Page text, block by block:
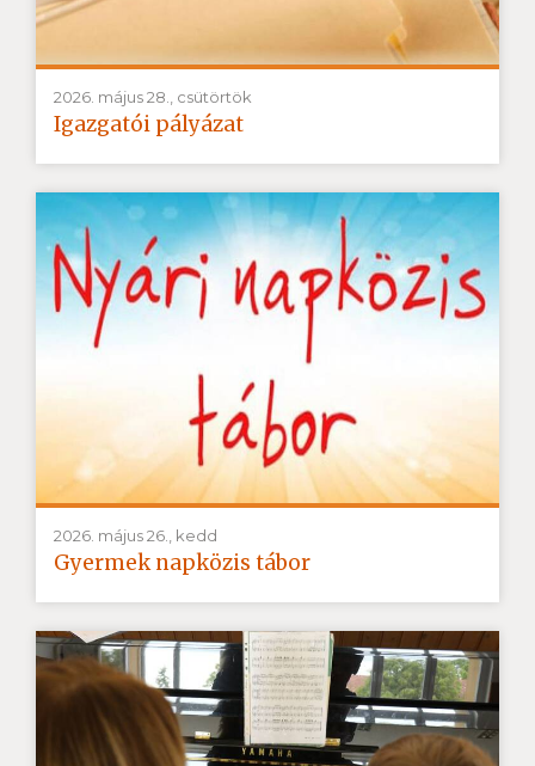
2026. május 28., csütörtök
Igazgatói pályázat
2026. május 26., kedd
Gyermek napközis tábor